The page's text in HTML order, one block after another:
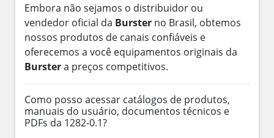
Embora não sejamos o distribuidor ou
vendedor oficial da Burster no Brasil, obtemos
nossos produtos de canais confiáveis e
oferecemos a você equipamentos originais da
Burstera preços competitivos.
Como posso acessar catálogos de produtos,
manuais do usuário, documentos técnicos e
PDFs da 1282-0.1?